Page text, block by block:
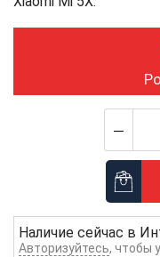
Наличие сейчас в
Авторизуйтесь, чтобы